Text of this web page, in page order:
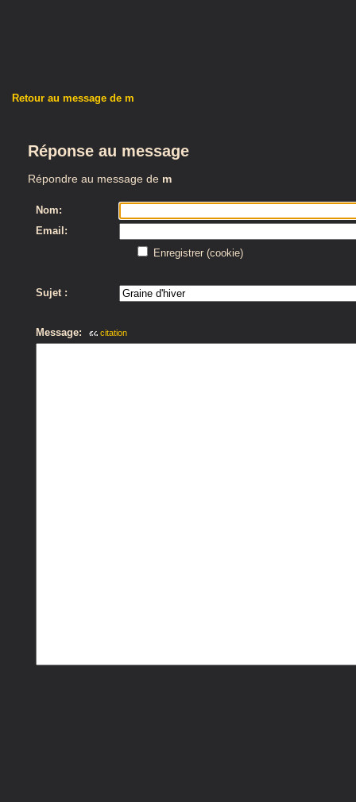
Retour au message de m
Réponse au message
Répondre au message de m
Nom:
Email:
Enregistrer (cookie)
Sujet :
Message: citation